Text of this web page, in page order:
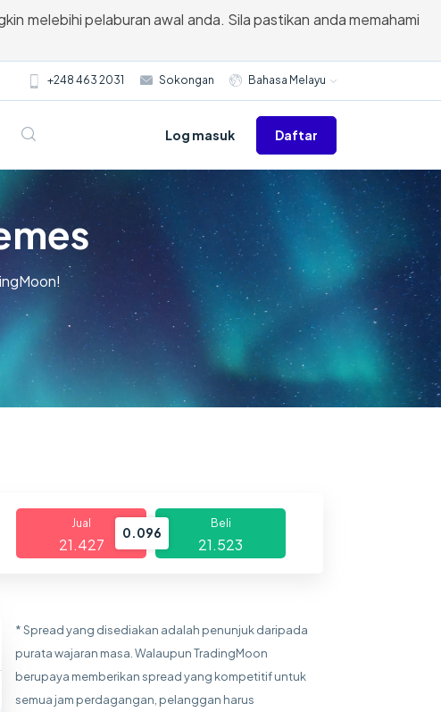
melebihi pelaburan awal anda. Sila pastikan anda memahami
+248 463 2031 Sokongan Bahasa Melayu
Log masuk Daftar
Jual
21.427
0.096
Beli
21.523
* Spread yang disediakan adalah penunjuk daripada
purata wajaran masa. Walaupun TradingMoon
berupaya memberikan spread yang kompetitif untuk
semua jam perdagangan, pelanggan harus